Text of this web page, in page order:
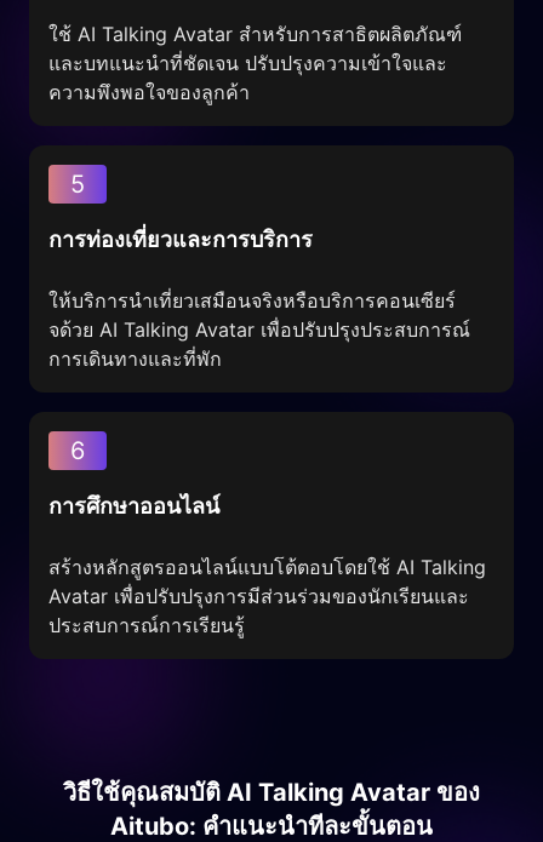
ใช้ AI Talking Avatar สำหรับการสาธิตผลิตภัณฑ์
และบทแนะนำที่ชัดเจน ปรับปรุงความเข้าใจและ
ความพึงพอใจของลูกค้า
5
การท่องเที่ยวและการบริการ
ให้บริการนำเที่ยวเสมือนจริงหรือบริการคอนเซียร์
จด้วย AI Talking Avatar เพื่อปรับปรุงประสบการณ์
การเดินทางและที่พัก
6
การศึกษาออนไลน์
สร้างหลักสูตรออนไลน์แบบโต้ตอบโดยใช้ AI Talking
Avatar เพื่อปรับปรุงการมีส่วนร่วมของนักเรียนและ
ประสบการณ์การเรียนรู้
วิธีใช้คุณสมบัติ AI Talking Avatar ของ
Aitubo: คำแนะนำทีละขั้นตอน